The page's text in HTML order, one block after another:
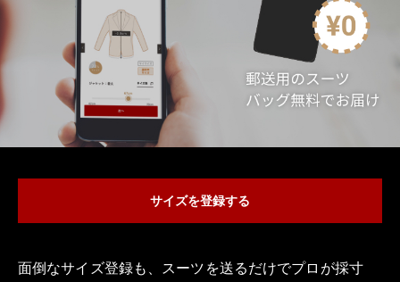
サイズを登録する
面倒なサイズ登録も、スーツを送るだけでプロが採寸